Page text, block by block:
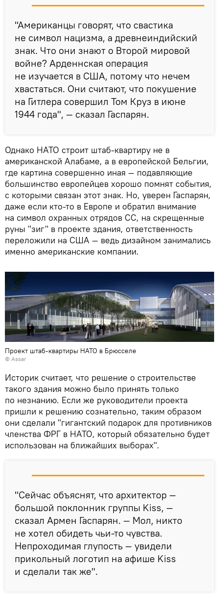
"Американцы говорят, что свастика
не символ нацизма, а древнеиндийский
знак. Что они знают о Второй мировой
войне? Арденнская операция
не изучается в США, потому что нечем
хвастаться. Они считают, что покушение
на Гитлера совершил Том Круз в июне
1944 года", — сказал Гаспарян.
Однако НАТО строит штаб-квартиру не в
американской Алабаме, а в европейской Бельгии,
где картина совершенно иная — подавляющие
большинство европейцев хорошо помнят события,
с которыми связан этот знак. Но, уверен Гаспарян,
даже если кто-то в Европе и обратил внимание
на символ охранных отрядов СС, на скрещенные
руны "зиг" в проекте здания, ответственность
переложили на США — ведь дизайном занимались
именно американские компании.
Проект штаб-квартиры НАТО в Брюсселе
© Assar
Историк считает, что решение о строительстве
такого здания можно было принять только
по незнанию. Если же руководители проекта
пришли к решению сознательно, таким образом
они сделали "гигантский подарок для противников
членства ФРГ в НАТО, который обязательно будет
использован на ближайших выборах".
"Сейчас объяснят, что архитектор —
большой поклонник группы Kiss, —
сказал Армен Гаспарян. — Мол, никто
не хотел обидеть чьи-то чувства.
Непроходимая глупость — увидели
прикольный логотип на афише Kiss
и сделали так же".